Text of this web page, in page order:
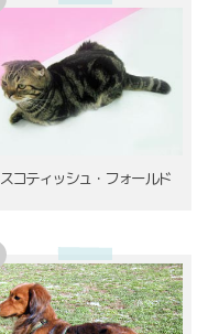
スコティッシュ・フォールド